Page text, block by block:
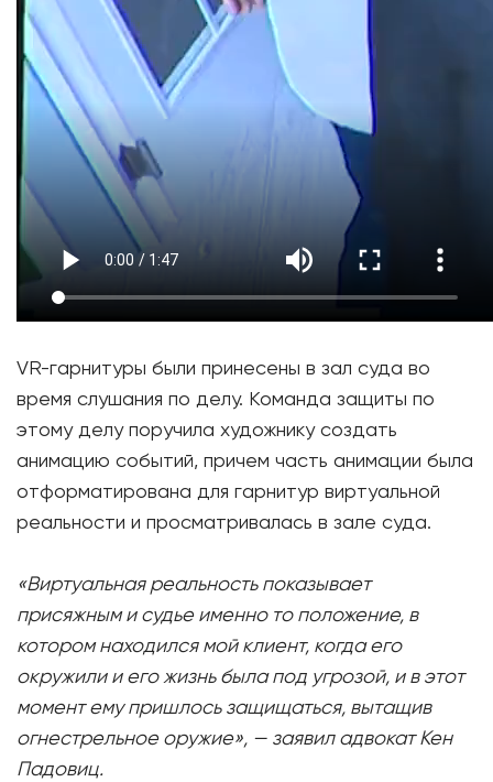
VR-гарнитуры были принесены в зал суда во
время слушания по делу. Команда защиты по
этому делу поручила художнику создать
анимацию событий, причем часть анимации была
отформатирована для гарнитур виртуальной
реальности и просматривалась в зале суда.
«Виртуальная реальность показывает
присяжным и судье именно то положение, в
котором находился мой клиент, когда его
окружили и его жизнь была под угрозой, и в этот
момент ему пришлось защищаться, вытащив
огнестрельное оружие», — заявил адвокат Кен
Падовиц.